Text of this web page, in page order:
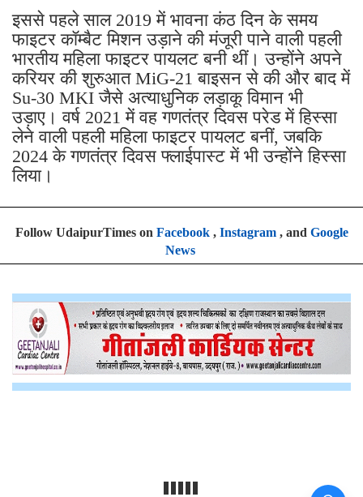
इससे पहले साल 2019 में भावना कंठ दिन के समय
फाइटर कॉम्बैट मिशन उड़ाने की मंजूरी पाने वाली पहली
भारतीय महिला फाइटर पायलट बनी थीं। उन्होंने अपने
करियर की शुरुआत MiG-21 बाइसन से की और बाद में
Su-30 MKI जैसे अत्याधुनिक लड़ाकू विमान भी
उड़ाए। वर्ष 2021 में वह गणतंत्र दिवस परेड में हिस्सा
लेने वाली पहली महिला फाइटर पायलट बनीं, जबकि
2024 के गणतंत्र दिवस फ्लाईपास्ट में भी उन्होंने हिस्सा
लिया।
Follow UdaipurTimes on Facebook, Instagram, and Google
News